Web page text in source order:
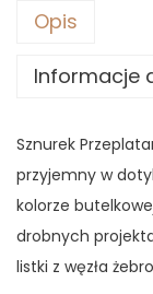
Opis
Informacje
Sznurek
przyjemny w
kolorze
drobnych
listki z węzła